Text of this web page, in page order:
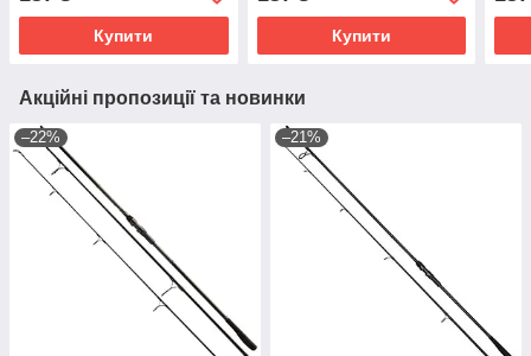
Купити Купити
Акційні пропозиції та новинки
–22% –21%